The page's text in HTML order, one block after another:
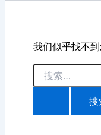
我们似乎找不
搜
索：